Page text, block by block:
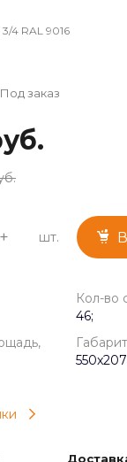
3/4 RAL 9016
Под заказ
+ шт.
Кол-во
46;